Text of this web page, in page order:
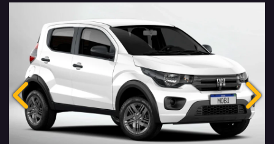
Anterior